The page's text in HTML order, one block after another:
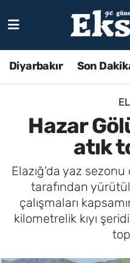
Diyarbakır Son
Hazar
atık
Elazığ'da yaz
tarafından
çalışmaları
kilometrelik kıyı